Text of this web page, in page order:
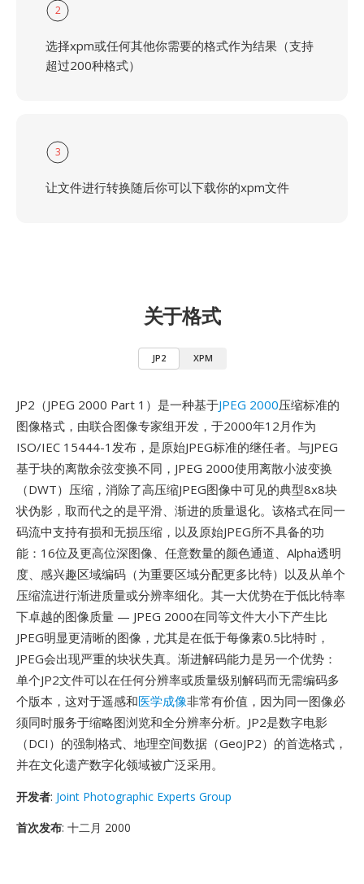
2
选择xpm或任何其他你需要的格式作为结果（支持
超过200种格式）
3
让文件进行转换随后你可以下载你的xpm文件
关于格式
JP2 XPM
JP2（JPEG 2000 Part 1）是一种基于JPEG 2000压缩标准的
图像格式，由联合图像专家组开发，于2000年12月作为
ISO/IEC 15444-1发布，是原始JPEG标准的继任者。与JPEG
基于块的离散余弦变换不同，JPEG 2000使用离散小波变换
（DWT）压缩，消除了高压缩JPEG图像中可见的典型8x8块
状伪影，取而代之的是平滑、渐进的质量退化。该格式在同一
码流中支持有损和无损压缩，以及原始JPEG所不具备的功
能：16位及更高位深图像、任意数量的颜色通道、Alpha透明
度、感兴趣区域编码（为重要区域分配更多比特）以及从单个
压缩流进行渐进质量或分辨率细化。其一大优势在于低比特率
下卓越的图像质量 — JPEG 2000在同等文件大小下产生比
JPEG明显更清晰的图像，尤其是在低于每像素0.5比特时，
JPEG会出现严重的块状失真。渐进解码能力是另一个优势：
单个JP2文件可以在任何分辨率或质量级别解码而无需编码多
个版本，这对于遥感和医学成像非常有价值，因为同一图像必
须同时服务于缩略图浏览和全分辨率分析。JP2是数字电影
（DCI）的强制格式、地理空间数据（GeoJP2）的首选格式，
并在文化遗产数字化领域被广泛采用。
开发者: Joint Photographic Experts Group
首次发布: 十二月 2000